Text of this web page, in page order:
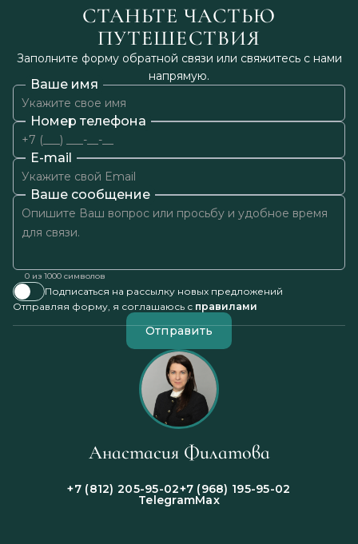
СТАНЬТЕ ЧАСТЬЮ
ПУТЕШЕСТВИЯ
Заполните форму обратной связи или свяжитесь с нами
напрямую.
Ваше имя
Номер телефона
E-mail
0 из 1000 символов
Ваше сообщение
Подписаться на рассылку новых предложений
Отправляя форму, я соглашаюсь с правилами
Отправить
Анастасия Филатова
+7 (812) 205-95-02+7 (968) 195-95-02
TelegramMax